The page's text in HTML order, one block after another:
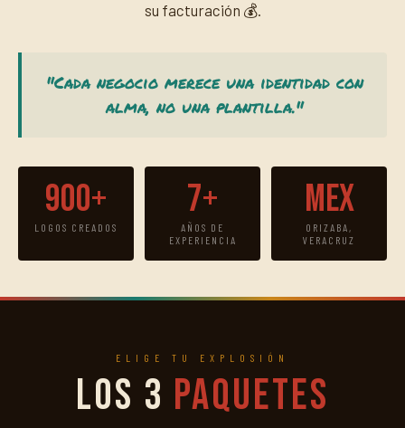
su facturación 💰.
"Cada negocio merece una identidad con
alma, no una plantilla."
900+
LOGOS CREADOS
7+
AÑOS DE
EXPERIENCIA
Mex
ORIZABA,
VERACRUZ
ELIGE TU EXPLOSIÓN
Los 3 Paquetes